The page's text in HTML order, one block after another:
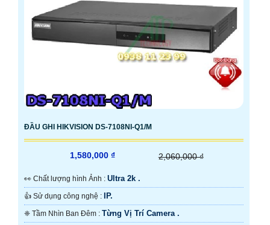
ĐẦU GHI HIKVISION DS-7108NI-Q1/M
1,580,000 ₫ 2,060,000 ₫
️👀 Chất lượng hình Ảnh : Ultra 2k .
👍 Sử dụng công nghệ : IP.
❈ Tầm Nhìn Ban Đêm : Từng Vị Trí Camera .